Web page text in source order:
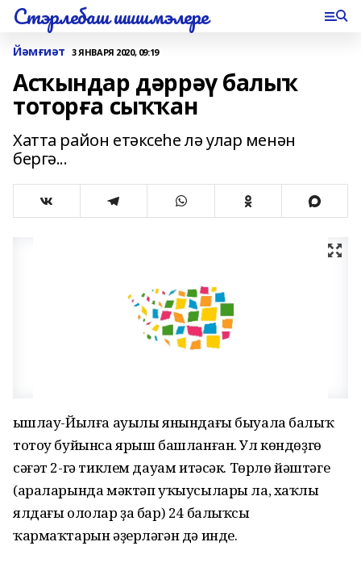
Стэрлебаш шишмэлере
Йәмғиәт 3 ЯНВАРЯ 2020, 09:19
Асҡындар дәррәү балыҡ
тоторға сыҡҡан
Хатта район етәксеһе лә улар менән
бергә...
Ҡышлау-Йылға ауылы янындағы быуала балыҡ
тотоу буйынса ярыш башланған. Ул көндөҙгө
сәғәт 2-гә тиклем дауам итәсәк. Төрлө йәштәге
(араларында мәктәп уҡыусылары ла, хаҡлы
ялдағы ололар ҙа бар) 24 балыҡсы
ҡармаҡтарын әҙерләгән дә инде.